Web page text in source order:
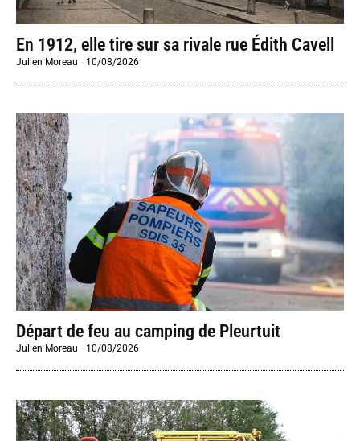
En 1912, elle tire sur sa rivale rue Édith Cavell
Julien Moreau - 10/08/2026
Départ de feu au camping de Pleurtuit
Julien Moreau - 10/08/2026